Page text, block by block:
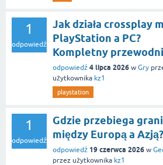
1
odpowiedź
Jak działa crossplay
PlayStation a PC?
Kompletny
odpowiedź 4 lipca 2026 w Gry
użytkownika kz1
playstation
1
odpowiedź
Gdzie przebiega
między Europą a Azją?
odpowiedź 19 czerwca 2026 w
przez użytkownika kz1